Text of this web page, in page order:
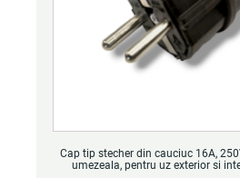
Cap tip stecher din cauciuc 16A,
umezeala, pentru uz exterior si